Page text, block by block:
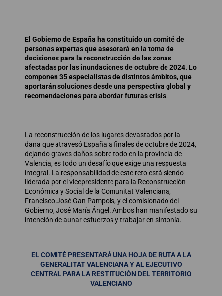
El Gobierno de España ha constituido un comité de
personas expertas que asesorará en la toma de
decisiones para la reconstrucción de las zonas
afectadas por las inundaciones de octubre de 2024. Lo
componen 35 especialistas de distintos ámbitos, que
aportarán soluciones desde una perspectiva global y
recomendaciones para abordar futuras crisis.
La reconstrucción de los lugares devastados por la
dana que atravesó España a finales de octubre de 2024,
dejando graves daños sobre todo en la provincia de
Valencia, es todo un desafío que exige una respuesta
integral. La responsabilidad de este reto está siendo
liderada por el vicepresidente para la Reconstrucción
Económica y Social de la Comunitat Valenciana,
Francisco José Gan Pampols, y el comisionado del
Gobierno, José María Ángel. Ambos han manifestado su
intención de aunar esfuerzos y trabajar en sintonía.
EL COMITÉ PRESENTARÁ UNA HOJA DE RUTA A LA
GENERALITAT VALENCIANA Y AL EJECUTIVO
CENTRAL PARA LA RESTITUCIÓN DEL TERRITORIO
VALENCIANO